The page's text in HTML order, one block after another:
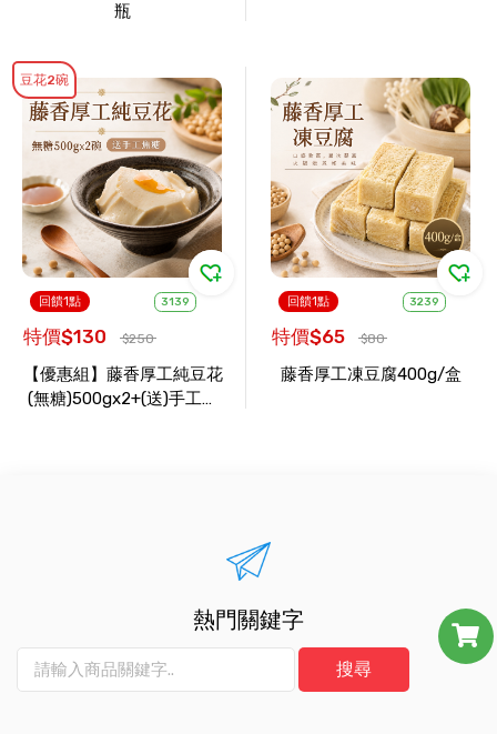
瓶
回饋1點 3139
特價$130 $250
【優惠組】藤香厚工純豆花
(無糖)500gx2+(送)手工焦
豆花2碗
回饋1點 3239
特價$65 $80
藤香厚工凍豆腐400g/盒
熱門關鍵字
搜尋